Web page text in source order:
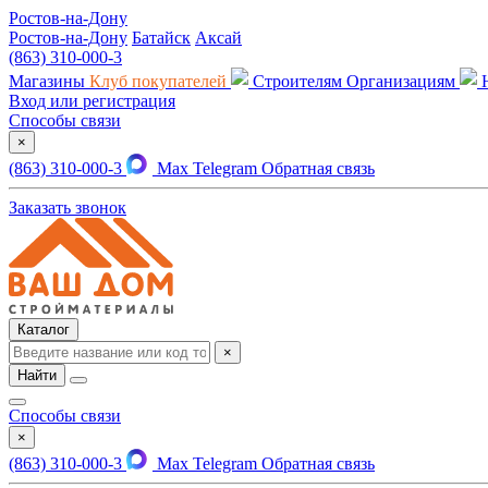
Ростов-на-Дону
Ростов-на-Дону Батайск Аксай
(863) 310-000-3
Магазины Клуб покупателей Строителям Организациям
Вход или регистрация
Способы связи
×
(863) 310-000-3 Max Telegram Обратная связь
Заказать звонок
Каталог
×
Найти
Способы связи
×
(863) 310-000-3 Max Telegram Обратная связь